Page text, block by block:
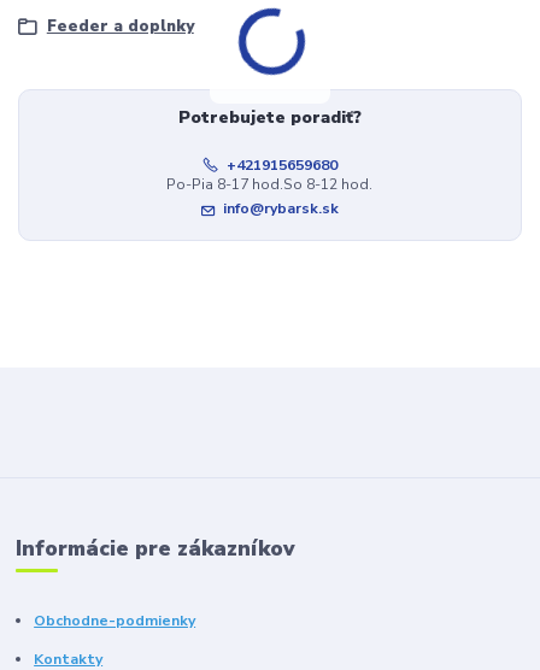
Feeder a doplnky
Potrebujete poradiť?
+421915659680
Po-Pia 8-17 hod.So 8-12 hod.
info@rybarsk.sk
Informácie pre zákazníkov
Obchodne-podmienky
Kontakty